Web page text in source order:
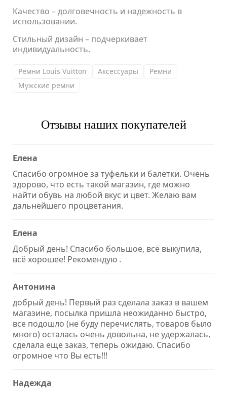
Качество – долговечность и надежность в
использовании.
Стильный дизайн – подчеркивает
индивидуальность.
Ремни Louis Vuitton Аксессуары
Ремни
Мужские ремни
Отзывы наших покупателей
Елена
Спасибо огромное за туфельки и балетки. Очень
здорово, что есть такой магазин, где можно
найти обувь на любой вкус и цвет. Желаю вам
дальнейшего процветания.
Елена
Добрый день! Спасибо большое, всё выкупила,
всё хорошее! Рекомендую .
Антонина
добрый день! Первый раз сделала заказ в вашем
магазине, посылка пришла неожиданно быстро,
все подошло (не буду перечислять, товаров было
много) осталась очень довольна, не удержалась,
сделала еще заказ, теперь ожидаю. Спасибо
огромное что Вы есть!!!
Надежда